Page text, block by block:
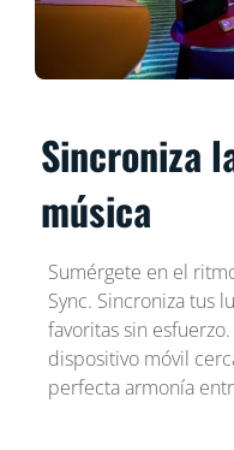
Sincroniza
música
Sumérgete en el
Sync. Sincroniza tus
favoritas sin
dispositivo móvil
perfecta armonía